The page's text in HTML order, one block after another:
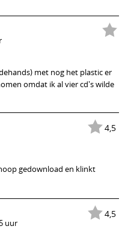
met nog het plastic er
omdat ik al vier cd's wilde
4,5
gedownload en klinkt
4,5
uur